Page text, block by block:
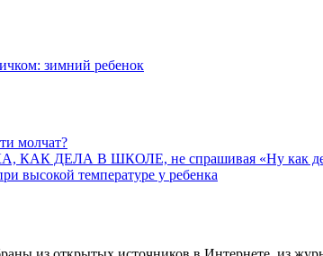
зимний ребенок
молчат?
ДЕЛА В ШКОЛЕ, не спрашивая «Ну как
температуре у ребенка